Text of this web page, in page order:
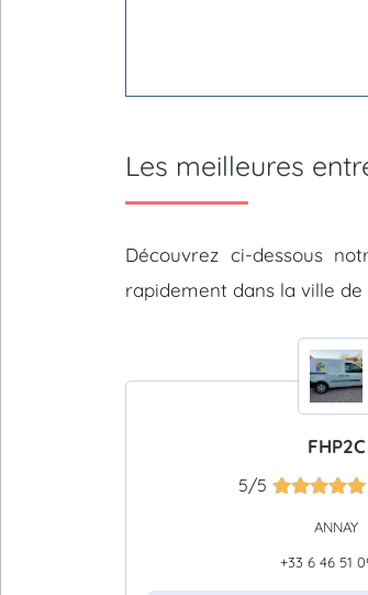
Les meilleures
Découvrez ci-dessous
rapidement dans la ville de
FHP2C
5/5
ANNAY
+33 6 46 51